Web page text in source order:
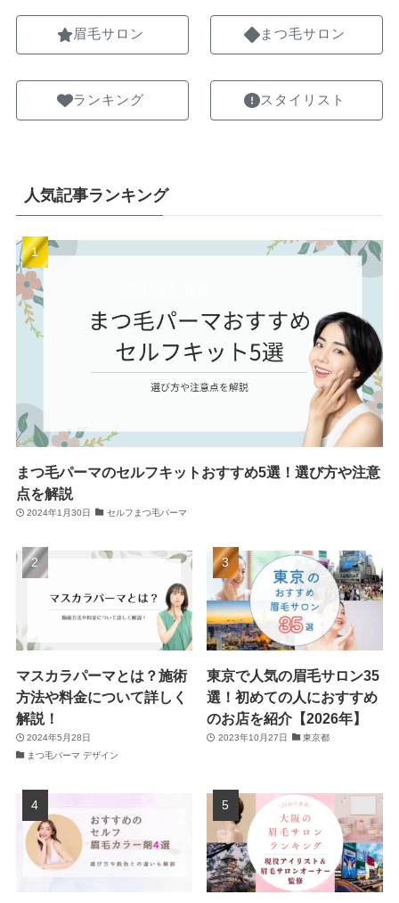
眉毛サロン
ランキング
まつ毛サロン
スタイリスト
人気記事ランキング
まつ毛パーマのセルフキットおすすめ5選！選び方や注意
点を解説
2024年1月30日 セルフまつ毛パーマ
マスカラパーマとは？施術
方法や料金について詳しく
解説！
2024年5月28日
まつ毛パーマ デザイン
東京で人気の眉毛サロン35
選！初めての人におすすめ
のお店を紹介【2026年】
2023年10月27日 東京都